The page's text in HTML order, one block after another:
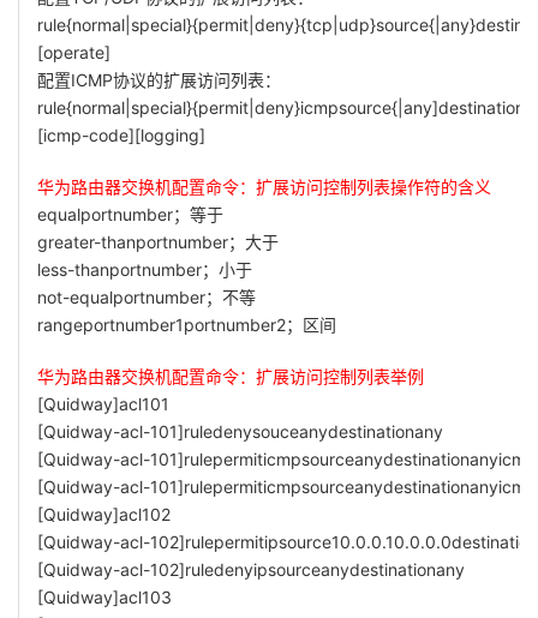
[operate]
配置ICMP协议的扩展访问列表：
[icmp-code][logging]
华为路由器交换机配置命令：扩展访问控制列表操作符的含义
equalportnumber；等于
greater-thanportnumber；大于
less-thanportnumber；小于
not-equalportnumber；不等
rangeportnumber1portnumber2；区间
华为路由器交换机配置命令：扩展访问控制列表举例
[Quidway]acl101
[Quidway-acl-101]ruledenysouceanydestinationany
[Quidway-acl-
[Quidway-acl-
[Quidway]acl102
[Quidway-acl-
[Quidway-acl-102]ruledenyipsourceanydestinationany
[Quidway]acl103